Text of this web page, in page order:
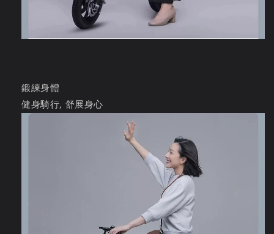
鍛練身體
健身騎行, 舒展身心